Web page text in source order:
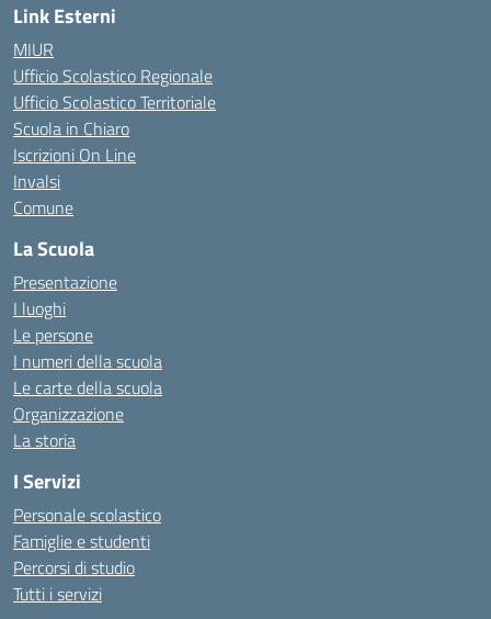
Link Esterni
MIUR
Ufficio Scolastico Regionale
Ufficio Scolastico Territoriale
Scuola in Chiaro
Iscrizioni On Line
Invalsi
Comune
La Scuola
Presentazione
I luoghi
Le persone
I numeri della scuola
Le carte della scuola
Organizzazione
La storia
I Servizi
Personale scolastico
Famiglie e studenti
Percorsi di studio
Tutti i servizi